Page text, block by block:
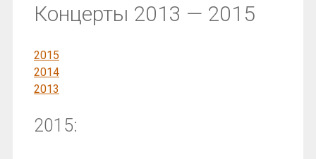
Концерты 2013 — 2015
2015
2014
2013
2015: